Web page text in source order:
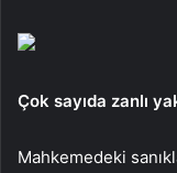
Çok sayıda zanlı
Mahkemedeki